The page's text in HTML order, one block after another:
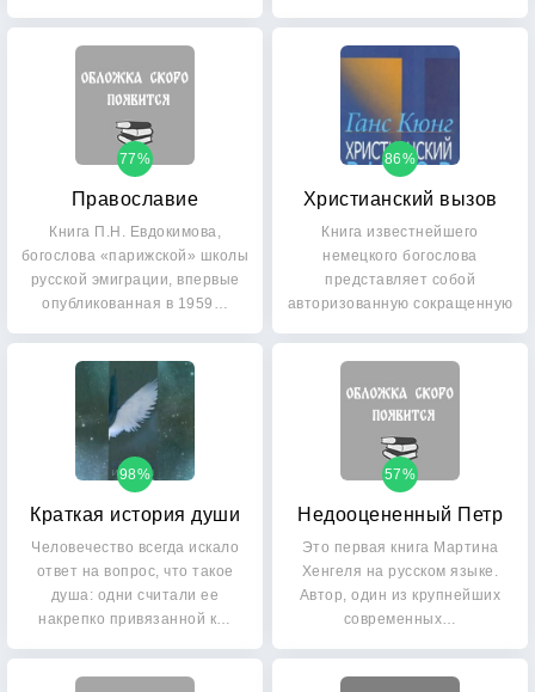
Православие
77%
Книга П.Н. Евдокимова,
богослова «парижской» школы
русской эмиграции, впервые
опубликованная в 1959…
Христианский вызов
86%
Книга известнейшего
немецкого богослова
представляет собой
авторизованную сокращенную
Краткая история души
98%
Человечество всегда искало
ответ на вопрос, что такое
душа: одни считали ее
накрепко привязанной к…
Недооцененный Петр
57%
Это первая книга Мартина
Хенгеля на русском языке.
Автор, один из крупнейших
современных…